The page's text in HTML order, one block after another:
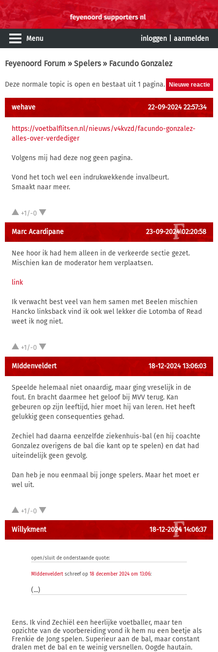
Menu inloggen aanmelden
Feyenoord Forum » Spelers» Facundo Gonzalez
Deze normale topic is open en bestaat uit 1 pagina.
wehave 22-09-2024 22:57:34
https://voetbalflitsen.nl/nieuws/v4kvzd/facundo-gonzalez-
alles-over-verdediger
Volgens mij had deze nog geen pagina.
Vond het toch wel een indrukwekkende invalbeurt.
Smaakt naar meer.
+1/-0
Marc Acardipane 23-09-2024 02:20:58
Nee hoor ik had hem alleen in de verkeerde sectie gezet.
Mischien kan de moderator hem verplaatsen.
link
Ik verwacht best veel van hem samen met Beelen mischien
Hancko linksback vind ik ook wel lekker die Lotomba of Read
weet ik nog niet.
+1/-0
MIddenveldert 18-12-2024 13:06:03
Speelde helemaal niet onaardig, maar ging vreselijk in de
fout. En bracht daarmee het geloof bij MVV terug. Kan
gebeuren op zijn leeftijd, hier moet hij van leren. Het heeft
gelukkig geen consequenties gehad.
Zechiel had daarna eenzelfde ziekenhuis-bal (en hij coachte
Gonzalez overigens de bal die kant op te spelen) en dat had
uiteindelijk geen gevolg.
Dan heb je nou eenmaal bij jonge spelers. Maar het moet er
wel uit.
+1/-0
Willykment 18-12-2024 14:06:37
open/sluit de onderstaande quote:
MIddenveldert schreef op 18 december 2024 om 13:06:
(...)
Eens. Ik vind Zechiël een heerlijke voetballer, maar ten
opzichte van de voorbereiding vond ik hem nu een beetje als
Frenkie de Jong spelen. Superieur aan de bal, maar constant
dralen met de bal en te weinig versnellen. Oogde hautain.